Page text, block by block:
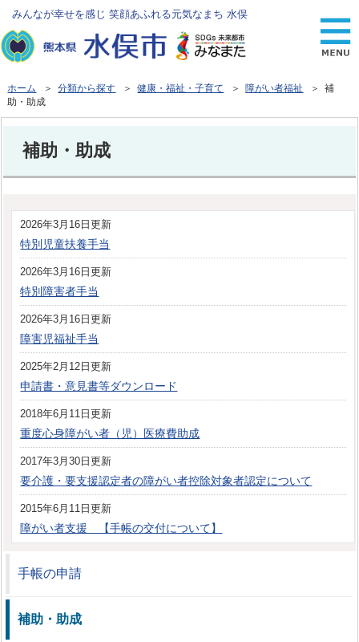
みんなが幸せを感じ 笑顔あふれる元気なまち 水俣
ホーム ＞分類から探す ＞健康・福祉・子育て ＞ 障がい者福祉
＞ 補
助・助成
補助・助成
2026年3月16日更新
特別児童扶養手当
2026年3月16日更新
特別障害者手当
2026年3月16日更新
障害児福祉手当
2025年2月12日更新
申請書・意見書等ダウンロード
2018年6月11日更新
重度心身障がい者（児）医療費助成
2017年3月30日更新
要介護・要支援認定者の障がい者控除対象者認定について
2015年6月11日更新
障がい者支援 【手帳の交付について】
手帳の申請
補助・助成